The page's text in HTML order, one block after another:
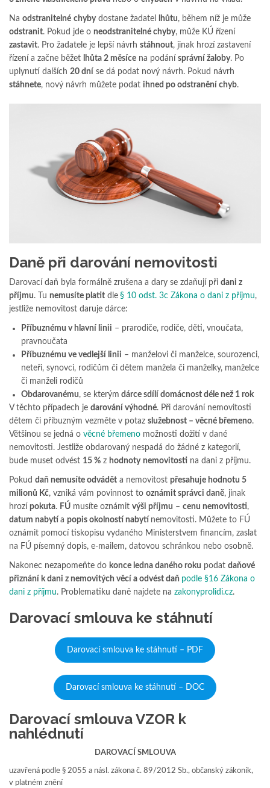
Na odstranitelné chybydostane žadatel lhůtu, během níž je může
odstranit. Pokud jde o neodstranitelné chyby, může KÚ řízení
zastavit. Pro žadatele je lepší návrh stáhnout, jinak hrozí zastavení
řízení a začne běžet
lhůta 2 měsíce na podání správní žaloby. Po
uplynutí dalších 20 dní se dá podat nový návrh. Pokud návrh
stáhnete, nový návrh můžete podat ihned po odstranění chyb.
Daně při darování nemovitosti
Darovací daň byla formálně zrušena a dary se zdaňují při dani z
příjmu. Tu nemusíte platit dle § 10 odst. 3c Zákona o dani z příjmu,
jestliže nemovitost daruje dárce:
Příbuznému v hlavní linii – prarodiče, rodiče, děti, vnoučata,
pravnoučata
Příbuznému ve vedlejší linii – manželovi či manželce, sourozenci,
neteři, synovci, rodičům či dětem manžela či manželky, manželce
či manželi rodičů
Obdarovanému, se kterým dárce sdílí domácnost déle než 1 rok
V těchto případech je darování výhodné. Při darování nemovitosti
dětem či příbuzným vezměte v potaz služebnost – věcné břemeno.
Většinou se jedná o věcné břemeno možnosti dožití v dané
nemovitosti. Jestliže obdarovaný nespadá do žádné z kategorií,
bude muset odvést 15 % z hodnoty nemovitosti na dani z příjmu.
Pokud daň nemusíte odvádět a nemovitost přesahuje hodnotu 5
milionů Kč, vzniká vám povinnost to oznámit správci daně, jinak
hrozí pokuta. FÚ musíte oznámit výši příjmu – cenu nemovitosti,
datum nabytí a popis okolností nabytí nemovitosti. Můžete to FÚ
oznámit pomocí tiskopisu vydaného Ministerstvem financím, zaslat
na FÚ písemný dopis, e-mailem, datovou schránkou nebo osobně.
Nakonec nezapomeňte do konce ledna daného roku podat daňové
přiznání k dani z nemovitých věcí a odvést daň podle §16 Zákona o
dani z příjmu. Problematiku daně najdete na zakonyprolidi.cz.
Darovací smlouva ke stáhnutí
Darovací smlouva ke stáhnutí – PDF
Darovací smlouva ke stáhnutí – DOC
Darovací smlouva VZOR k
nahlédnutí
DAROVACÍ SMLOUVA
uzavřená podle § 2055 a násl. zákona č. 89/2012 Sb., občanský zákoník,
v platném znění